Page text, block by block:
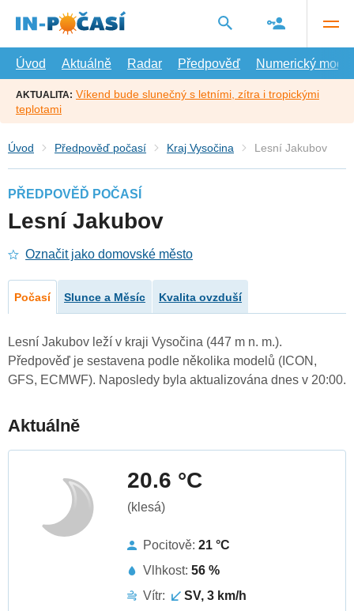
hlavní
Úvod
Aktuálně Radar Předpověď Numerický model
AKTUALITA: Víkend bude slunečný s letními, zítra i tropickými
teplotami
Úvod Předpověď počasí Kraj Vysočina Lesní Jakubov
PŘEDPOVĚĎ POČASÍ
Lesní Jakubov
Označit jako domovské město
Počasí Slunce a Měsíc Kvalita ovzduší
Lesní Jakubov leží v kraji Vysočina (447 m n. m.).
Předpověď je sestavena podle několika modelů (ICON,
GFS, ECMWF). Naposledy byla aktualizována dnes v 20:00.
Aktuálně
20.6 °C
(klesá)
Pocitově: 21 °C
Vlhkost: 56 %
Vítr:
SV, 3 km/h